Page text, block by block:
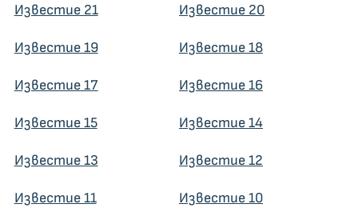
Известие 21 Известие 20
Известие 19 Известие 18
Известие 17 Известие 16
Известие 15 Известие 14
Известие 13 Известие 12
Известие 11 Известие 10